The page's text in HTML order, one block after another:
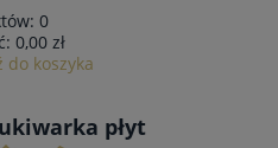
0
0,00 zł
do koszyka
płyt